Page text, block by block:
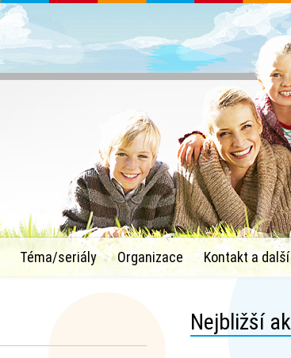
Téma/seriály Organizace Kontakt a další
Nejbližší